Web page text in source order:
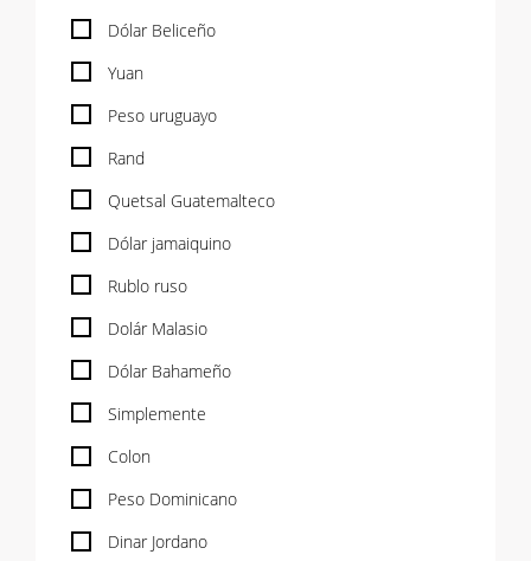
Dólar Beliceño
Yuan
Peso uruguayo
Rand
Quetsal Guatemalteco
Dólar jamaiquino
Rublo ruso
Dolár Malasio
Dólar Bahameño
Simplemente
Colon
Peso Dominicano
Dinar Jordano